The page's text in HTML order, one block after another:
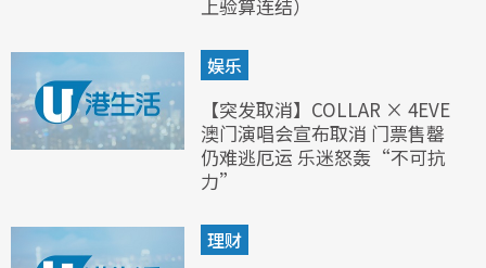
上验算连结）
娱乐
【突发取消】COLLAR × 4EVE
澳门演唱会宣布取消 门票售罄
仍难逃厄运 乐迷怒轰“不可抗
力”
理财